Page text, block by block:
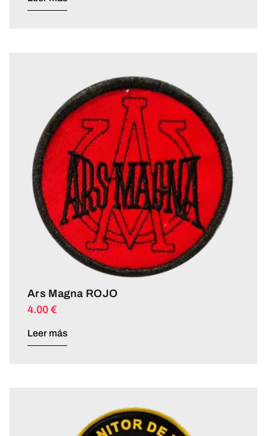
Ars Magna ROJO
4.00 €
Leer más